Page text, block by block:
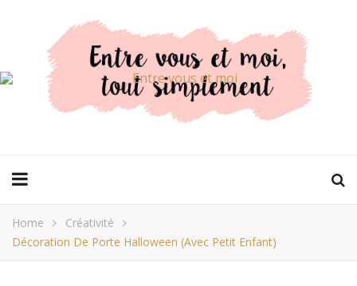
Home
Créativité
Décoration De Porte Halloween (avec Petit Enfant)